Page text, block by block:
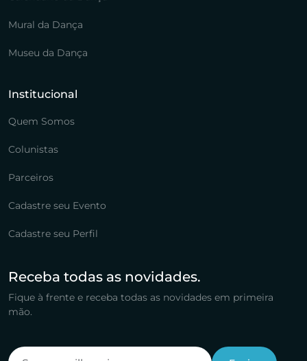
Mural da Dança
Museu da Dança
Institucional
Quem Somos
Colunistas
Parceiros
Cadastre seu Evento
Cadastre seu Perfil
Receba todas as novidades.
Fique à frente e receba todas as novidades em primeira
mão.